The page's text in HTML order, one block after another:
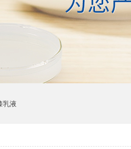
乳液